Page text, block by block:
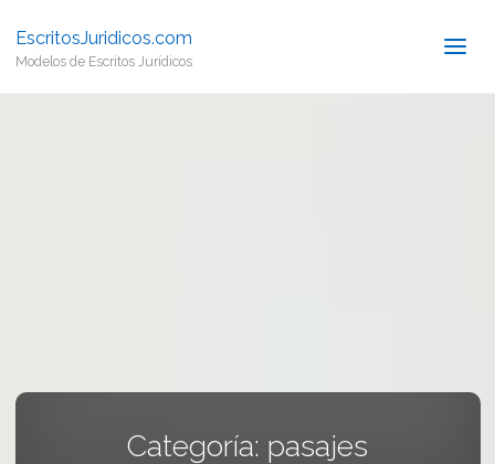
EscritosJuridicos.com
Modelos de Escritos Jurídicos
Categoría: pasajes